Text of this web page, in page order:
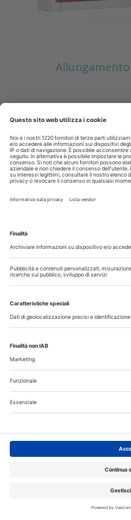
Scopri il
I
La CAO richiama i direttori
comunicazione all'Ordine